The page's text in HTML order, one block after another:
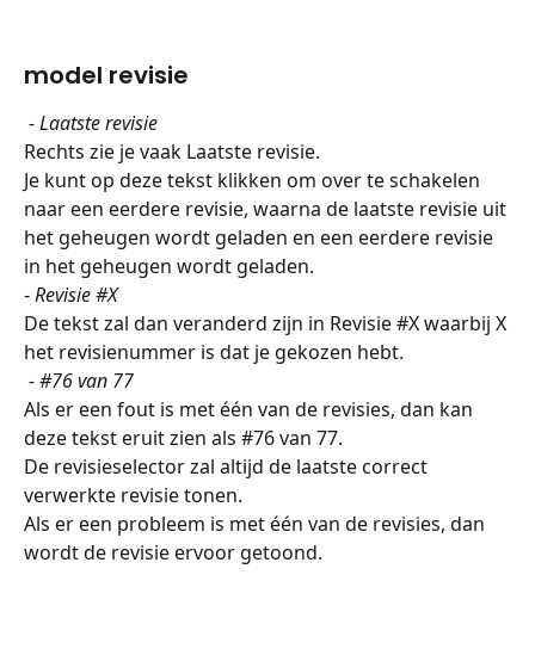
model revisie
- Laatste revisie
Rechts zie je vaak Laatste revisie.
Je kunt op deze tekst klikken om over te schakelen
naar een eerdere revisie, waarna de laatste revisie uit
het geheugen wordt geladen en een eerdere revisie
in het geheugen wordt geladen.
- Revisie #X
De tekst zal dan veranderd zijn in Revisie #X waarbij X
het revisienummer is dat je gekozen hebt.
- #76 van 77
Als er een fout is met één van de revisies, dan kan
deze tekst eruit zien als #76 van 77.
De revisieselector zal altijd de laatste correct
verwerkte revisie tonen.
Als er een probleem is met één van de revisies, dan
wordt de revisie ervoor getoond.